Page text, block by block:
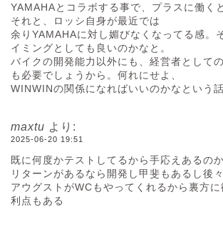
YAMAHAとコラボする事で、プラスに働く
それと、ロッシ自身が最近では
余りYAMAHAに対し媚びなくなってる感。
イミングとしても良いのかなと。
バイクの開発能力以外にも、経営者として
も必要でしょうから。何れにせよ、
WINWINの関係になればいいのかなという話
maxtu より:
2025-06-20 19:51
既に何度かテストしてるから手応えあるの
リターンがあるなら開発し甲斐もあるし後
アウグストがWCもやってくれるから裏方
利点もある